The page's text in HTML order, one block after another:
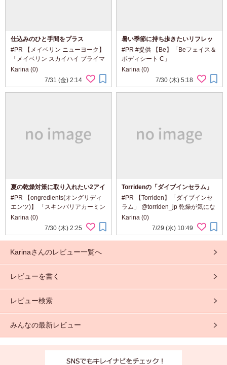
仕込みのひと手間をプラス
#PR 【メイベリン ニューヨーク】
「メイベリン スカイハイ プライマ
ー」 「イベリン スカイハイ 01 ブ
ラック」 @maybelline メイベリン
の人気マスカラに、 仕込みのひと
Karina (0)
7/31 (金) 2:14
暑い季節に持ち歩きたいリフレッ
シュシート
#PR #提供 【Be】「Beフェイス＆
ボディシート C」
@be_activeorganic 風吹き抜ける
ハーブガーデンのような香りと、
みずみずしい使い心地。 顔にもボ
Karina (0)
7/30 (木) 5:18
夏の乾燥対策に取り入れたい2アイ
テム
#PR 【ongredients(オングリディ
エンツ)】 「スキンバリアカーミン
グローションEX」 「オングリディ
エンツ スキンバリアグローミス
ト」 @ongredientsjp ongredients
Karina (0)
7/30 (木) 2:25
Torridenの「ダイブインセラム」
#PR 【Torriden】「ダイブインセ
ラム」 @torriden_jp 乾燥が気にな
る日の肌に、 みずみずしいうるお
いを重ねる一本。 Torridenの「ダ
イブインセラム」。 ダイブインら
Karina (0)
7/29 (水) 10:49
Karinaさんのレビュー一覧へ
レビューを書く
レビュー検索
みんなの最新レビュー